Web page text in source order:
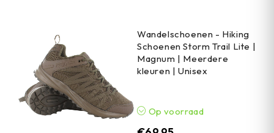
Wandelschoenen - Hiking
Schoenen Storm Trail Lite |
Magnum | Meerdere
kleuren | Unisex
Op voorraad